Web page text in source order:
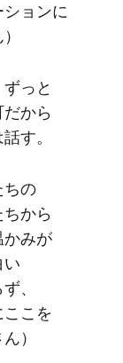
ョンに​
っと​
から​
す。
ちの​
から​
かみが​
い​
、​
こを​
）